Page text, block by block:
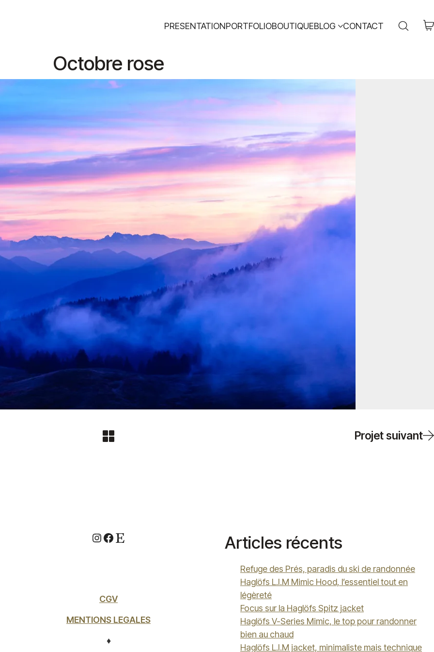
PRESENTATIONPORTFOLIOBOUTIQUEBLOG CONTACT
Octobre rose
Projet suivant
Instagram
Facebook
Etsy
CGV
MENTIONS LEGALES
♦
Articles récents
Refuge des Prés, paradis du ski de randonnée
Haglöfs L.I.M Mimic Hood, l’essentiel tout en
légèreté
Focus sur la Haglöfs Spitz jacket
Haglöfs V-Series Mimic, le top pour randonner
bien au chaud
Haglöfs L.I.M jacket, minimaliste mais technique